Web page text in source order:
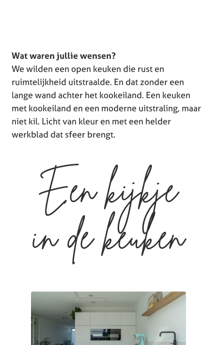
Wat waren jullie wensen?
We wilden een open keuken die rust en
ruimtelijkheid uitstraalde. En dat zonder een
lange wand achter het kookeiland. Een keuken
met kookeiland en een moderne uitstraling, maar
niet kil. Licht van kleur en met een helder
werkblad dat sfeer brengt.
Een kijkje
in de keuken